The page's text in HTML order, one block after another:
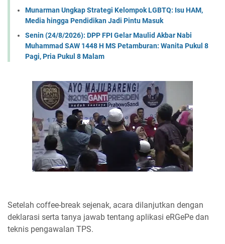
Munarman Ungkap Strategi Kelompok LGBTQ: Isu HAM,
Media hingga Pendidikan Jadi Pintu Masuk
Senin (24/8/2026): DPP FPI Gelar Maulid Akbar Nabi
Muhammad SAW 1448 H MS Petamburan: Wanita Pukul 8
Pagi, Pria Pukul 8 Malam
Setelah coffee-break sejenak, acara dilanjutkan dengan
deklarasi serta tanya jawab tentang aplikasi eRGePe dan
teknis pengawalan TPS.